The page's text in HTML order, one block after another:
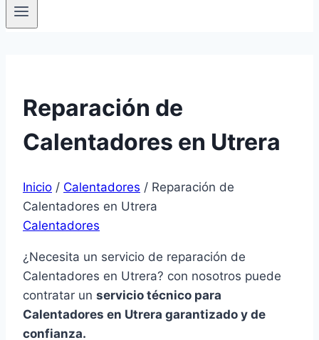
Reparación de
Calentadores en Utrera
Inicio / Calentadores / Reparación de
Calentadores en Utrera
Calentadores
¿Necesita un servicio de reparación de
Calentadores en Utrera? con nosotros puede
contratar un servicio técnico para
Calentadores en Utrera garantizado y de
confianza.